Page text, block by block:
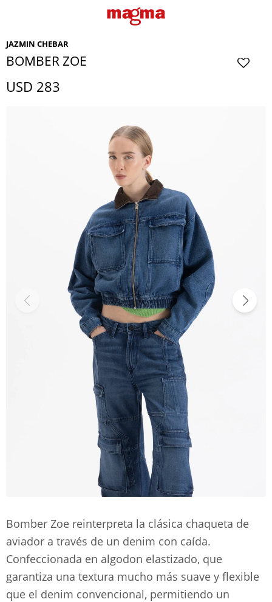
JAZMIN CHEBAR
BOMBER ZOE
USD 283
Bomber Zoe reinterpreta la clásica chaqueta de
aviador a través de un denim con caída.
Confeccionada en algodon elastizado, que
garantiza una textura mucho más suave y flexible
que el denim convencional, permitiendo un